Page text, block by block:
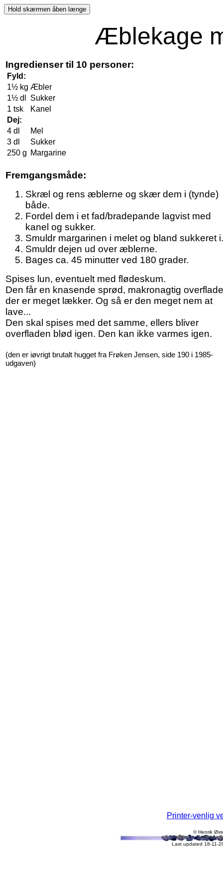
Æblekage
Ingredienser til 10 personer:
Fyld:
1½ kg Æbler
1½ dl
Sukker
1 tsk
Kanel
Dej:
4 dl
Mel
3 dl
Sukker
250 g Margarine
Fremgangsmåde:
Skræl og rens æblerne og skær dem i (tynde)
både.
Fordel dem i et fad/bradepande lagvist med
kanel og sukker.
Smuldr margarinen i melet og bland sukkeret i.
Smuldr dejen ud over æblerne.
Bages ca. 45 minutter ved 180 grader.
Spises lun, eventuelt med flødeskum.
Den får en knasende sprød, makronagtig
der er meget lækker. Og så er den meget nem at
lave...
Den skal spises med det samme, ellers bliver
overfladen blød igen. Den kan ikke varmes igen.
(den er iøvrigt brutalt hugget fra Frøken Jensen, side 190 i 1985-
udgaven)
Printer-venlig
© Henrik
Last updated 18-11-